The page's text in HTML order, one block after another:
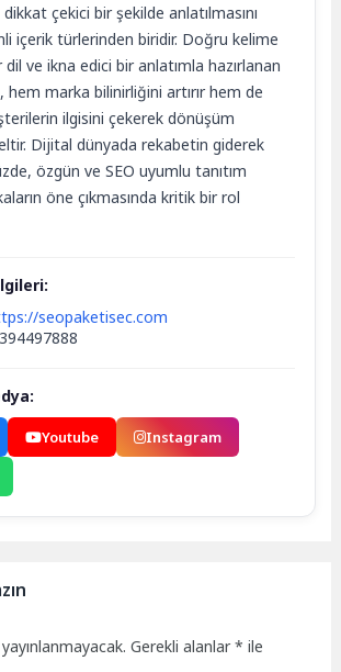
çekici bir şekilde anlatılmasını
içerik türlerinden biridir. Doğru kelime
dil ve ikna edici bir anlatımla hazırlanan
hem marka bilinirliğini artırır hem de
ilgisini çekerek dönüşüm
Dijital dünyada rekabetin giderek
özgün ve SEO uyumlu tanıtım
öne çıkmasında kritik bir rol
seopaketisec.com
Youtube
Instagram
Gerekli alanlar* ile